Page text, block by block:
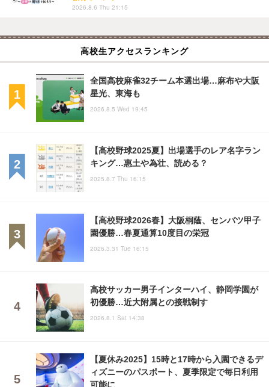
2026.8.6 Thu 21:15
高校生アクセスランキング
全国高校麻雀32チーム本選出場…麻布や大阪
星光、東海も
2026.8.5 Wed 19:45
【高校野球2025夏】出場選手のレア名字ラン
キング…惠土や為壮、読める？
2025.8.7 Thu 16:15
【高校野球2026春】大阪桐蔭、センバツ甲子
園優勝…春夏通算10度目の栄冠
2026.3.31 Tue 16:15
高校サッカー男子インターハイ、静岡学園が
初優勝…近大附属との接戦制す
2026.8.1 Sat 14:38
【夏休み2025】15時と17時から入園できるデ
ィズニーのパスポート、夏季限定で毎日利用
可能に